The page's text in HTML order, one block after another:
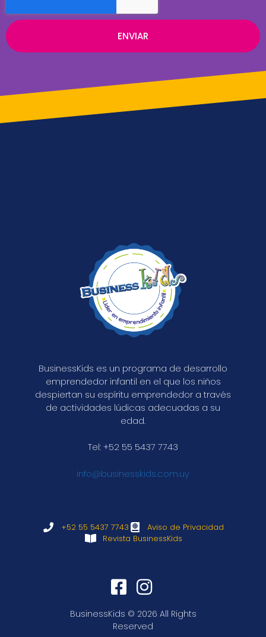
ENVIAR
BusinessKids es un programa de desarrollo
emprendedor infantil en el que los niños
despiertan su espíritu emprendedor a través
de actividades lúdicas adecuadas a su
edad.
Tel: +52 55 5437 7743
info@businesskids.com.uy
+52 55 5437 7743
Aviso de Privacidad
Revista BusinessKids
BusinessKids © 2026 All Rights
Reserved